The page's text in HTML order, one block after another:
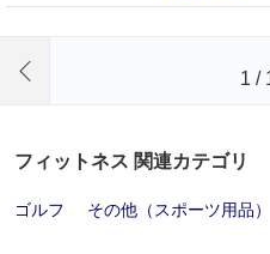
1 /
フィットネス 関連カテゴリ
ゴルフ その他（スポーツ用品）